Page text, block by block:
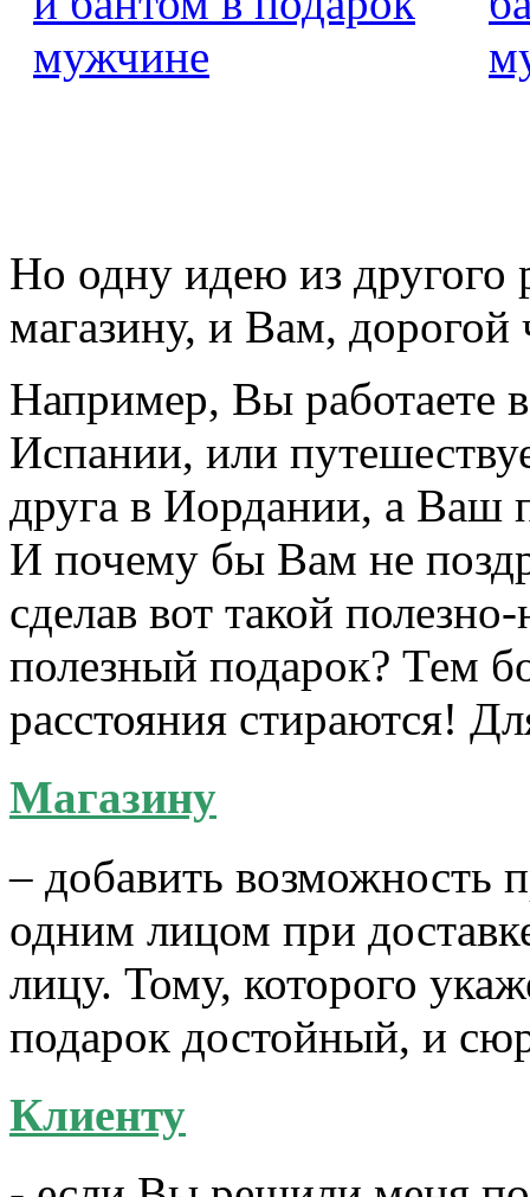
Но одну идею из другого
магазину, и Вам, дорогой
Например, Вы работаете
Испании, или
друга в Иордании, а Ваш
И почему бы Вам не
сделав вот такой
полезный подарок? Тем
расстояния стираются!
Магазину
– добавить возможность
одним лицом при
лицу. Тому, которого
подарок достойный, и
Клиенту